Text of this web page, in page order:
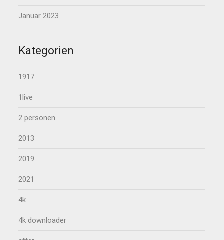
Januar 2023
Kategorien
1917
1live
2 personen
2013
2019
2021
4k
4k downloader